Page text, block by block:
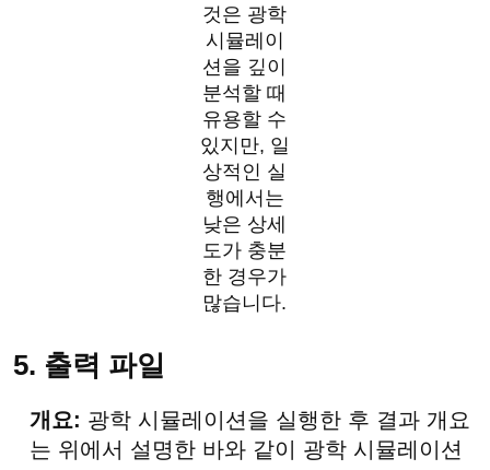
것은 광학
시뮬레이
션을 깊이
분석할 때
유용할 수
있지만, 일
상적인 실
행에서는
낮은 상세
도가 충분
한 경우가
많습니다.
5. 출력 파일
개요: 광학 시뮬레이션을 실행한 후 결과 개요
는 위에서 설명한 바와 같이 광학 시뮬레이션